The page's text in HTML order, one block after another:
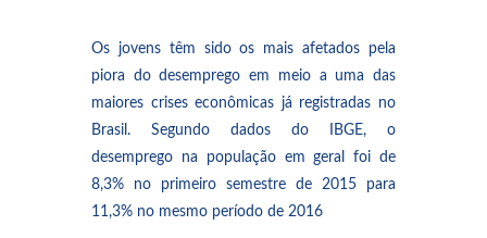
Os jovens têm sido os mais afetados pela
piora do desemprego em meio a uma das
maiores crises econômicas já registradas no
Brasil. Segundo dados do IBGE, o
desemprego na população em geral foi de
8,3% no primeiro semestre de 2015 para
11,3% no mesmo período de 2016